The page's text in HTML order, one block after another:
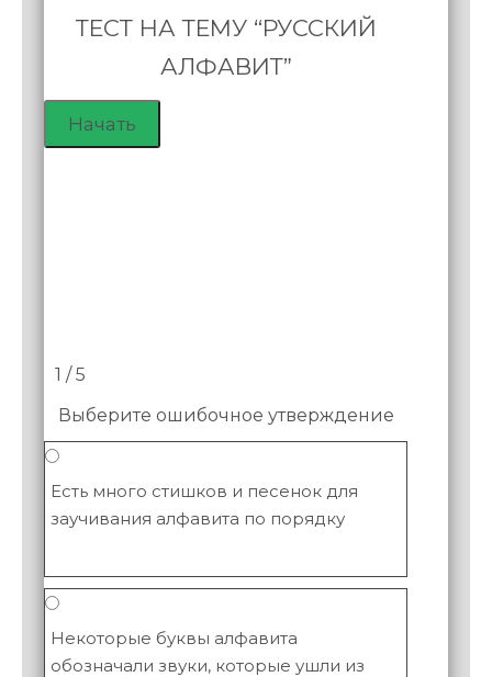
ТЕСТ НА ТЕМУ “РУССКИЙ
АЛФАВИТ”
1 / 5
Выберите ошибочное утверждение
Есть много стишков и песенок для
заучивания алфавита по порядку
Некоторые буквы алфавита
обозначали звуки, которые ушли из